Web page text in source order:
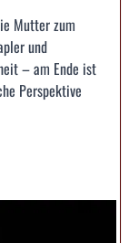
Mutter zum
und
– am Ende ist
Perspektive